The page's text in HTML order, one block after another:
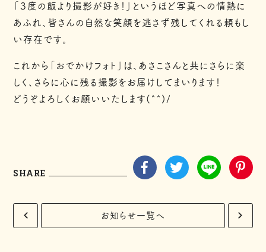
「３度の飯より撮影が好き！」というほど写真への情熱に
あふれ、皆さんの自然な笑顔を逃さず残してくれる頼もし
い存在です。
これから「おでかけフォト」は、あさこさんと共にさらに楽
しく、さらに心に残る撮影をお届けしてまいります！
どうぞよろしくお願いいたします(^^)/
SHARE
お知らせ一覧へ